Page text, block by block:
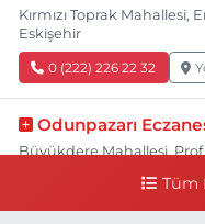
Kırmızı Toprak Mahallesi,
Eskişehir
0 (222) 226 22 32
Odunpazarı
Büyükdere Mahallesi,
Tüm